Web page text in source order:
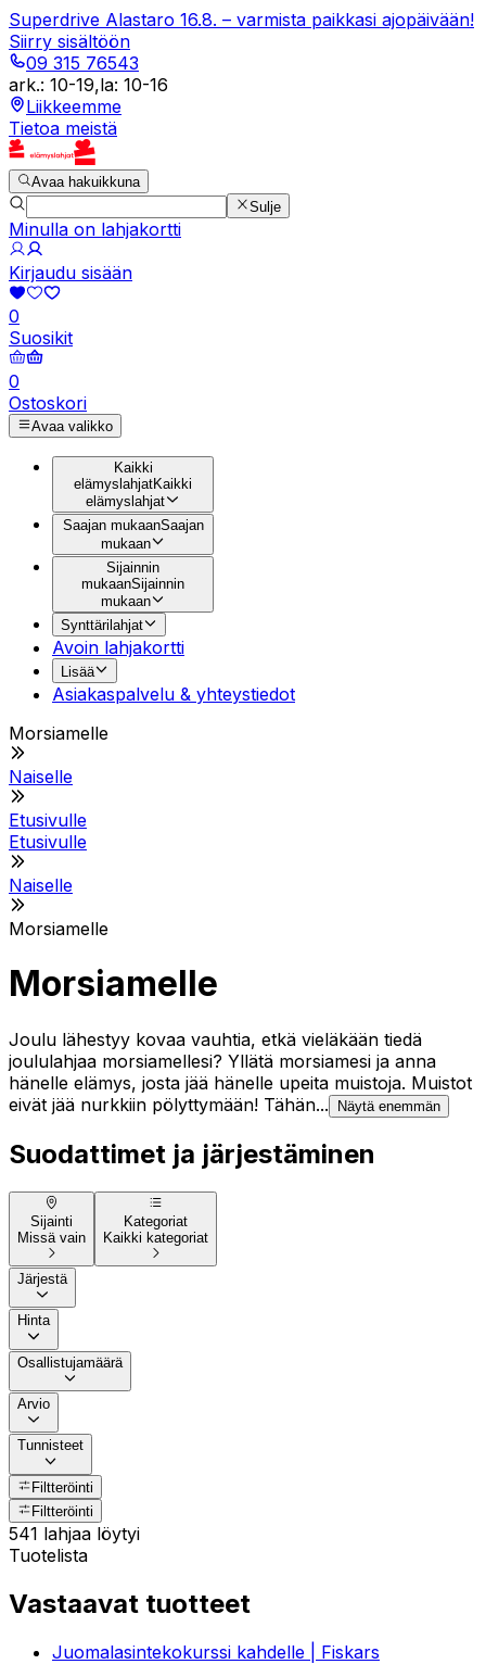
Superdrive Alastaro 16.8. – varmista paikkasi ajopäivään!
Siirry sisältöön
09 315 76543
ark.: 10-19,la: 10-16
Liikkeemme
Tietoa meistä
Avaa hakuikkuna
Sulje
Minulla on lahjakortti
Kirjaudu sisään
0
Suosikit
0
Ostoskori
Avaa valikko
Kaikki
elämyslahjatKaikki
elämyslahjat
Saajan mukaanSaajan
mukaan
Sijainnin
mukaanSijainnin
mukaan
Synttärilahjat
Avoin lahjakortti
Lisää
Asiakaspalvelu & yhteystiedot
Morsiamelle
Naiselle
Etusivulle
Etusivulle
Naiselle
Morsiamelle
Morsiamelle
Joulu lähestyy kovaa vauhtia, etkä vieläkään tiedä
joululahjaa morsiamellesi? Yllätä morsiamesi ja anna
hänelle elämys, josta jää hänelle upeita muistoja. Muistot
eivät jää nurkkiin pölyttymään! Tähän...
Näytä enemmän
Suodattimet ja järjestäminen
Sijainti
Missä vain
Kategoriat
Kaikki kategoriat
Järjestä
Hinta
Osallistujamäärä
Arvio
Tunnisteet
Filtteröinti
Filtteröinti
541 lahjaa löytyi
Tuotelista
Vastaavat tuotteet
Juomalasintekokurssi kahdelle | Fiskars